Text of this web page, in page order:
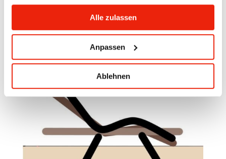
gesammelt haben.
Alle zulassen
Anpassen
Ablehnen